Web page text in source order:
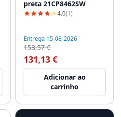
preta 21CP8462SW
4.0(1)
Entrega 15-08-2026
153,57 €
131,13 €
Adicionar ao
carrinho